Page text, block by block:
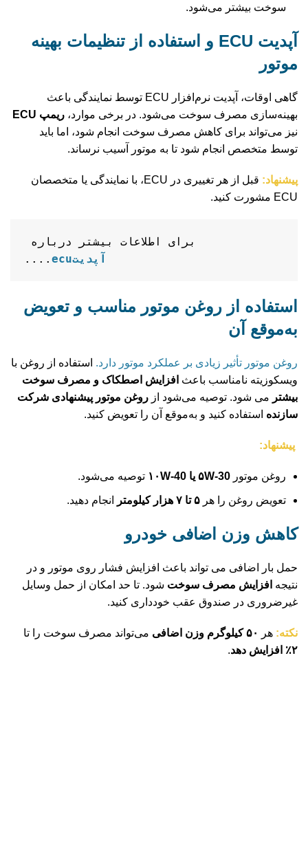
سوخت بیشتر می‌شود.
آپدیت ECU و استفاده از تنظیمات بهینه
موتور
گاهی اوقات، آپدیت نرم‌افزار ECU توسط نمایندگی باعث
بهینه‌سازی مصرف سوخت می‌شود. در برخی موارد، ریمپ ECU
نیز می‌تواند برای کاهش مصرف سوخت انجام شود، اما باید
توسط متخصص انجام شود تا به موتور آسیب نرساند.
پیشنهاد:
قبل از هر تغییری در ECU، با نمایندگی یا متخصصان
ECU مشورت کنید.
آپدیتecu
....
استفاده از روغن موتور مناسب و تعویض
به‌موقع آن
روغن موتور تأثیر زیادی بر عملکرد موتور دارد. استفاده از روغن با
ویسکوزیته نامناسب باعث افزایش اصطکاک و مصرف سوخت
بیشتر می‌ شود. توصیه می‌شود از روغن موتور پیشنهادی شرکت
سازنده استفاده کنید و به‌موقع آن را تعویض کنید.
پیشنهاد:
روغن موتور ۵W-30 یا ۱۰W-40 توصیه می‌شود.
تعویض روغن را هر ۵ تا ۷ هزار کیلومتر انجام دهید.
کاهش وزن اضافی خودرو
حمل بار اضافی می‌ تواند باعث افزایش فشار روی موتور و در
نتیجه افزایش مصرف سوخت شود. تا حد امکان از حمل وسایل
غیرضروری در صندوق عقب خودداری کنید.
نکته: هر ۵۰ کیلوگرم وزن اضافی
می‌تواند مصرف سوخت را تا
۲٪ افزایش دهد
.